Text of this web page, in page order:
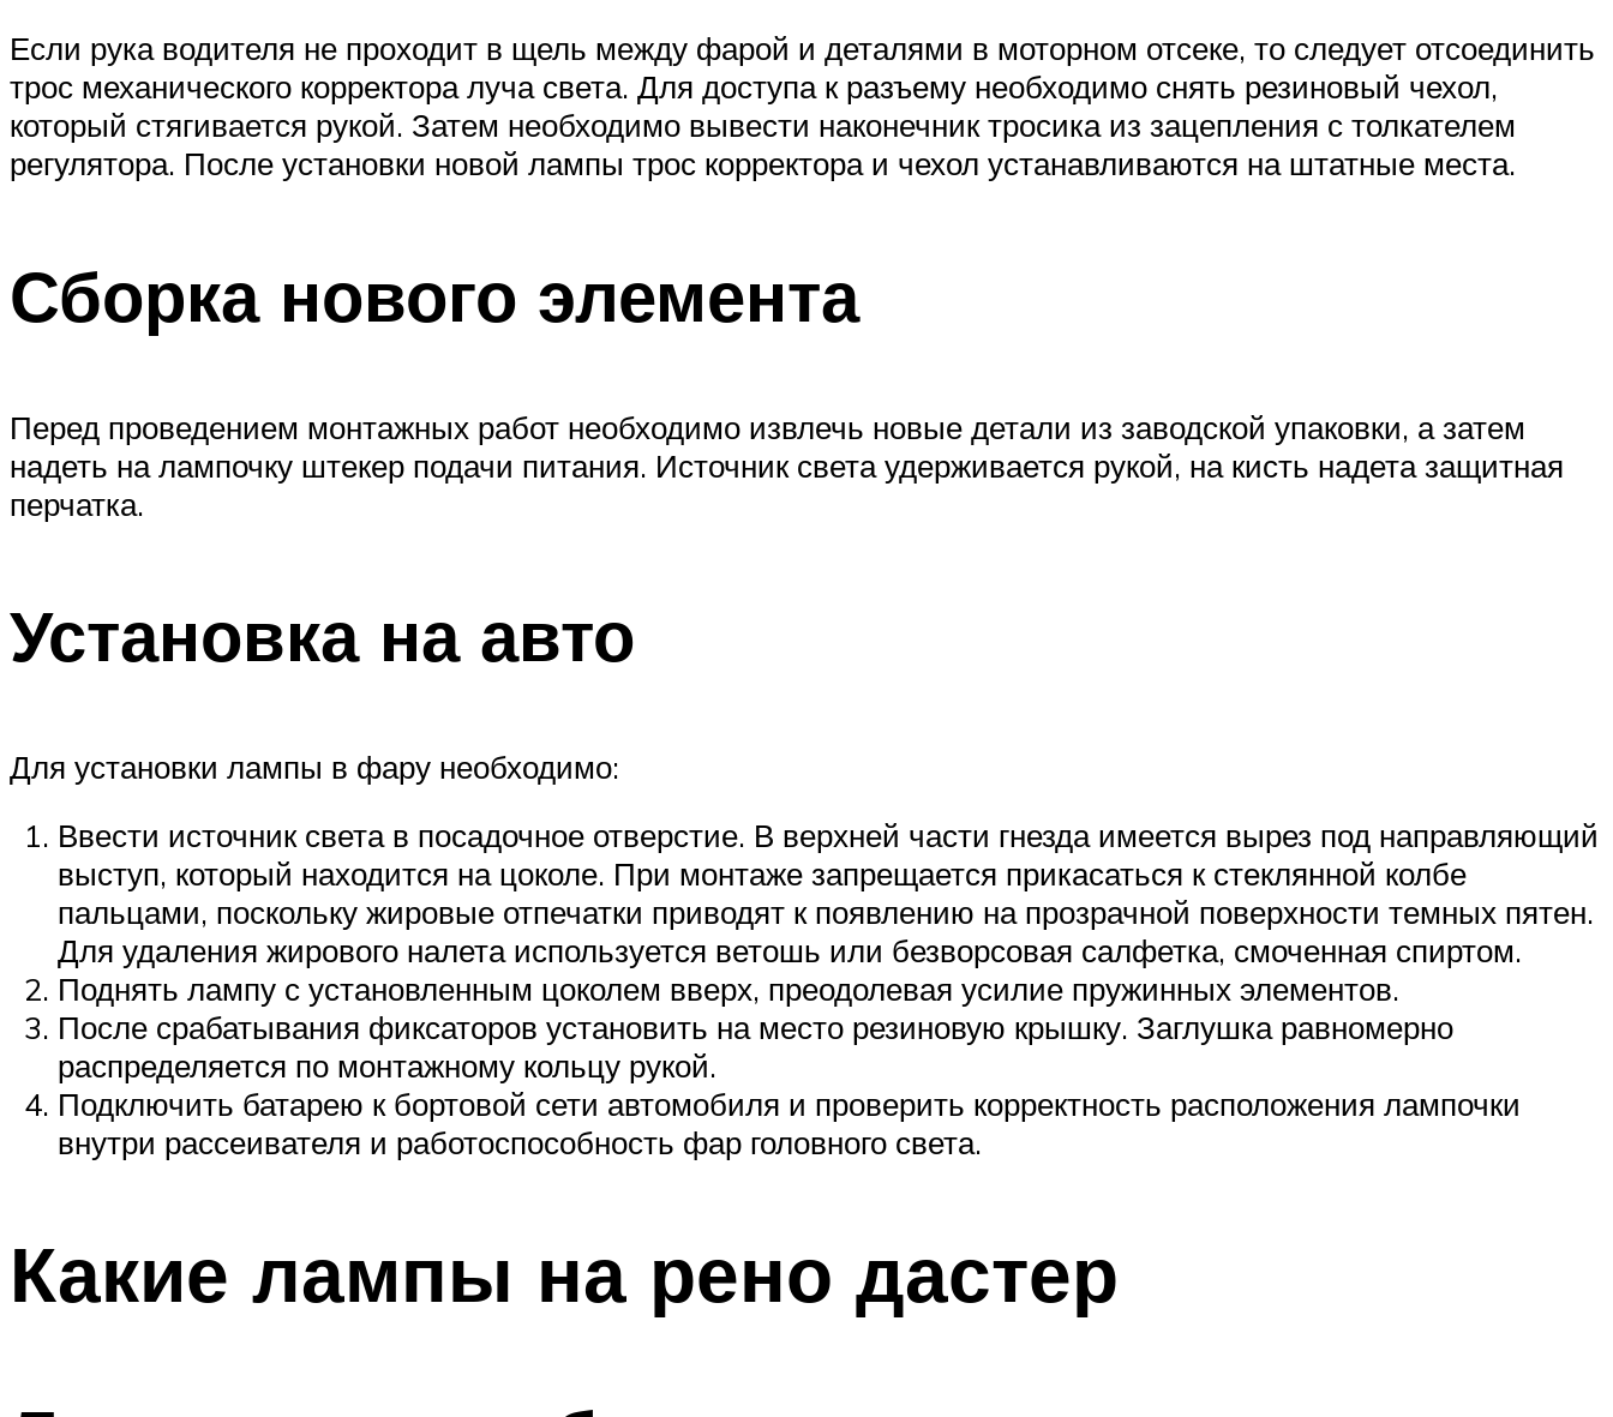
Если рука водителя не проходит в щель между фарой и деталями в моторном отсеке, то следует отсоединить
трос механического корректора луча света. Для доступа к разъему необходимо снять резиновый чехол,
который стягивается рукой. Затем необходимо вывести наконечник тросика из зацепления с толкателем
регулятора. После установки новой лампы трос корректора и чехол устанавливаются на штатные места.
Сборка нового элемента
Перед проведением монтажных работ необходимо извлечь новые детали из заводской упаковки, а затем
надеть на лампочку штекер подачи питания. Источник света удерживается рукой, на кисть надета защитная
перчатка.
Установка на авто
Для установки лампы в фару необходимо:
Ввести источник света в посадочное отверстие. В верхней части гнезда имеется вырез под направляющий
выступ, который находится на цоколе. При монтаже запрещается прикасаться к стеклянной колбе
пальцами, поскольку жировые отпечатки приводят к появлению на прозрачной поверхности темных пятен.
Для удаления жирового налета используется ветошь или безворсовая салфетка, смоченная спиртом.
Поднять лампу с установленным цоколем вверх, преодолевая усилие пружинных элементов.
После срабатывания фиксаторов установить на место резиновую крышку. Заглушка равномерно
распределяется по монтажному кольцу рукой.
Подключить батарею к бортовой сети автомобиля и проверить корректность расположения лампочки
внутри рассеивателя и работоспособность фар головного света.
Какие лампы на рено дастер